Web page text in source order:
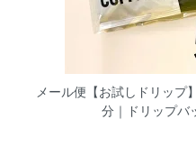
メール便【お試しドリップ
分｜ドリップバ